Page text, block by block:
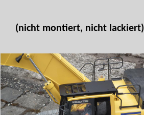
(nicht montiert, nicht lackiert)